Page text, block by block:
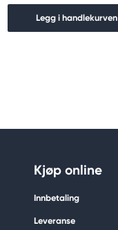
Legg i handlekurven
Kjøp online
Innbetaling
Leveranse